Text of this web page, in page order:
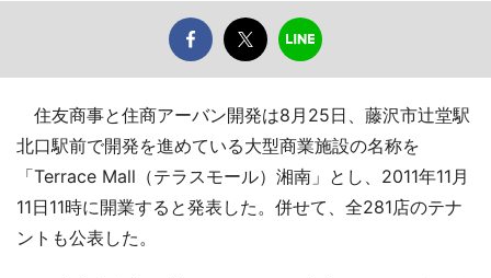
住友商事と住商アーバン開発は8月25日、藤沢市辻堂駅
北口駅前で開発を進めている大型商業施設の名称を
「Terrace Mall（テラスモール）湘南」とし、2011年11月
11日11時に開業すると発表した。併せて、全281店のテナ
ントも公表した。